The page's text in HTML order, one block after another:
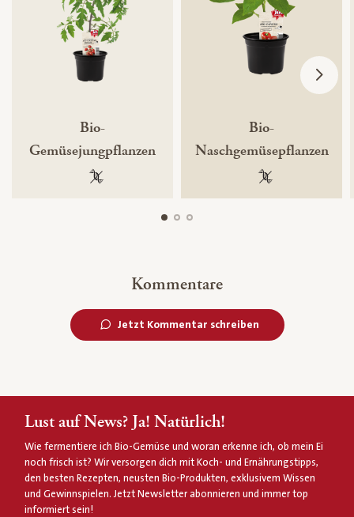
Bio-
Gemüsejungpflanzen
100 % gentechnikfrei
Bio-
Naschgemüsepflanzen
100 %
Kommentare
Jetzt Kommentar schreiben
Lust auf News? Ja! Natürlich!
Wie fermentiere ich Bio-Gemüse und woran erkenne ich, ob mein Ei
noch frisch ist? Wir versorgen dich mit Koch- und Ernährungstipps,
den besten Rezepten, neusten Bio-Produkten, exklusivem Wissen
und Gewinnspielen. Jetzt Newsletter abonnieren und immer top
informiert sein!